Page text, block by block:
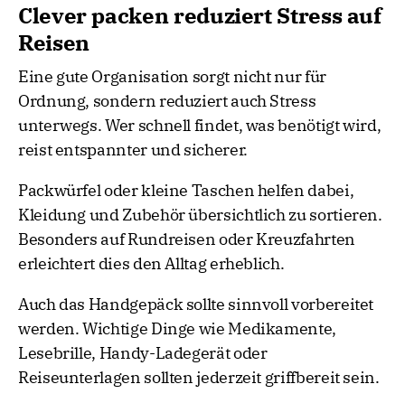
Clever packen reduziert Stress auf
Reisen
Eine gute Organisation sorgt nicht nur für
Ordnung, sondern reduziert auch Stress
unterwegs. Wer schnell findet, was benötigt wird,
reist entspannter und sicherer.
Packwürfel oder kleine Taschen helfen dabei,
Kleidung und Zubehör übersichtlich zu sortieren.
Besonders auf Rundreisen oder Kreuzfahrten
erleichtert dies den Alltag erheblich.
Auch das Handgepäck sollte sinnvoll vorbereitet
werden. Wichtige Dinge wie Medikamente,
Lesebrille, Handy-Ladegerät oder
Reiseunterlagen sollten jederzeit griffbereit sein.